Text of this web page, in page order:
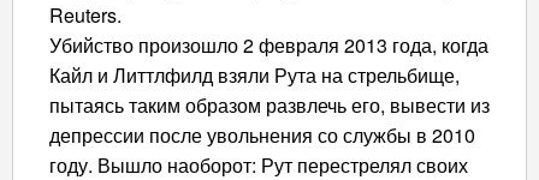
Reuters.
Убийство произошло 2 февраля 2013 года, когда
Кайл и Литтлфилд взяли Рута на стрельбище,
пытаясь таким образом развлечь его, вывести из
депрессии после увольнения со службы в 2010
году. Вышло наоборот: Рут перестрелял своих